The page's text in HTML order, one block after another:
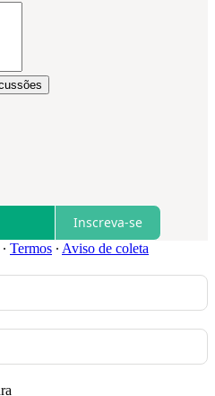
Inscreva-se
∙ Termos ∙ Aviso de coleta